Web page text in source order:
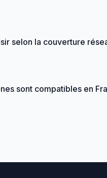
selon la couverture
sont compatibles en